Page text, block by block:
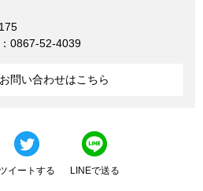
0867-52-4039
問い合わせはこちら
ツイートする LINEで送る